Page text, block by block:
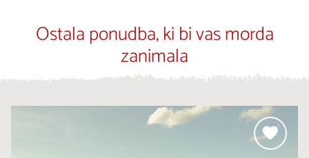
Ostala ponudba, ki bi vas morda
zanimala